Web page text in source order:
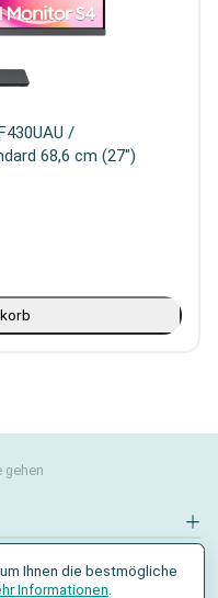
/
68,6 cm (27")
Ihnen die bestmögliche
Informationen